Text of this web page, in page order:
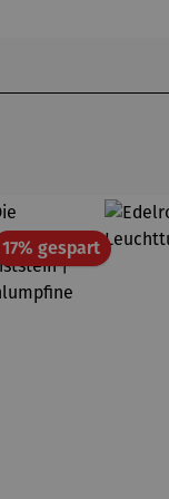
17% gespartRabatt